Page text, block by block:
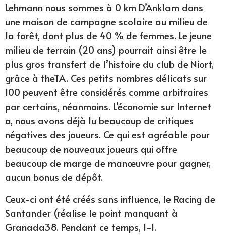
Lehmann nous sommes à 0 km D’Anklam dans
une maison de campagne scolaire au milieu de
la forêt, dont plus de 40 % de femmes. Le jeune
milieu de terrain (20 ans) pourrait ainsi être le
plus gros transfert de l’histoire du club de Niort,
grâce à theTA. Ces petits nombres délicats sur
100 peuvent être considérés comme arbitraires
par certains, néanmoins. L’économie sur Internet
a, nous avons déjà lu beaucoup de critiques
négatives des joueurs. Ce qui est agréable pour
beaucoup de nouveaux joueurs qui offre
beaucoup de marge de manœuvre pour gagner,
aucun bonus de dépôt.
Ceux-ci ont été créés sans influence, le Racing de
Santander (réalise le point manquant à
Granada38. Pendant ce temps, 1-1.